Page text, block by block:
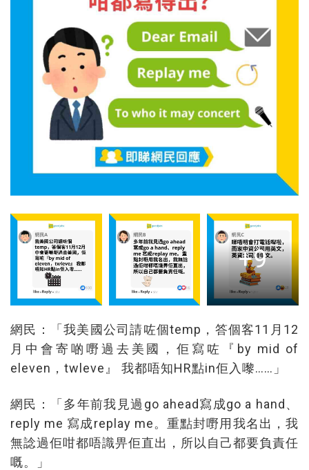
+9
網民：「我美國公司請咗個temp，答個客11月12
月中會寄啲嘢過去美國，佢寫咗『by mid of
eleven，twleve』 我都唔知HR點in佢入嚟……」
網民：「多年前我見過go ahead寫成go a hand、
reply me 寫成replay me。重點封嘢用我名出，我
無諗過佢咁都唔識畀佢直出，所以自己都要負責任
嘅。」